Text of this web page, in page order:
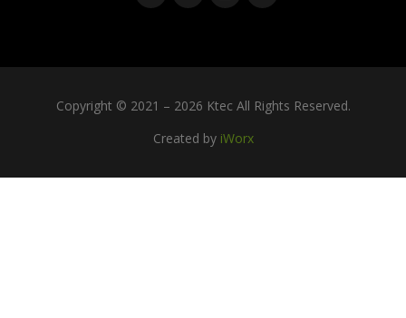
Copyright © 2021 – 2026 Ktec All Rights Reserved.
Created by iWorx